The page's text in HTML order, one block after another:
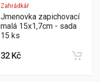
Zahrádkář
Jmenovka zapichovací
malá 15x1,7cm - sada
15 ks
32 Kč